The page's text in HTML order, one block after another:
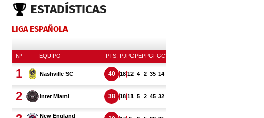
ESTADÍSTICAS
LIGA ESPAÑOLA